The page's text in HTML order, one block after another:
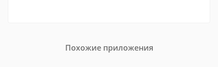
Похожие приложения